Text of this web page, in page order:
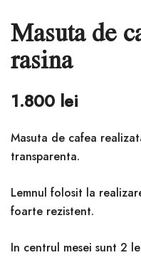
Masuta de
rasina
1.800 lei
Masuta de cafea
transparenta.
Lemnul folosit la
foarte rezistent.
In centrul mesei sunt 2